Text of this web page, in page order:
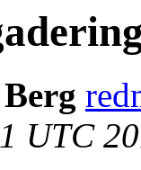
UTC